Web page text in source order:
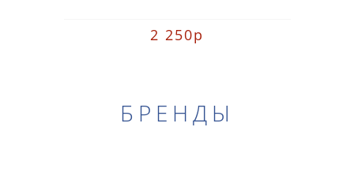
2 250р
БРЕНДЫ